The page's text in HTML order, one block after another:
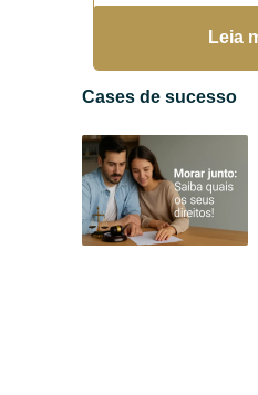
regularização
processo legal
que o imóvel
Leia
Cases de sucesso